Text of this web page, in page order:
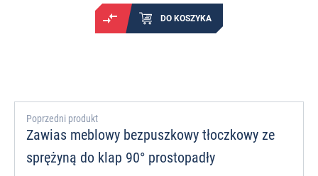
DO KOSZYKA
Poprzedni produkt
Zawias meblowy bezpuszkowy tłoczkowy ze
sprężyną do klap 90° prostopadły